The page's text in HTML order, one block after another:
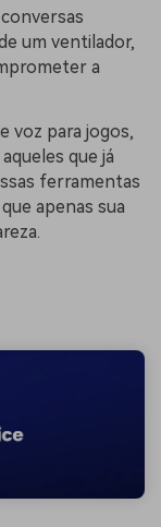
um ventilador,
a
voz para jogos,
que já
ferramentas
apenas sua